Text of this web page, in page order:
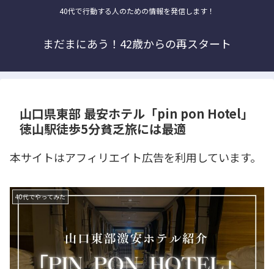
40代で行動する人のための情報を発信します！
まだまにあう！42歳からの再スタート
山口県東部 最安ホテル「pin pon Hotel」
徳山駅徒歩5分貧乏旅には最適
本サイトはアフィリエイト広告を利用しています。
40代でやってみた